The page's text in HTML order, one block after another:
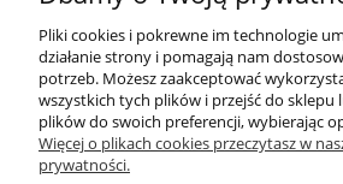
Sprawdź nasze
Pliki cookies i pokrewne im technologie
działanie strony i pomagają nam
potrzeb. Możesz zaakceptować
wszystkich tych plików i przejść do sklepu
plików do swoich preferencji, wybierając
Więcej o plikach cookies przeczytasz w
prywatności.